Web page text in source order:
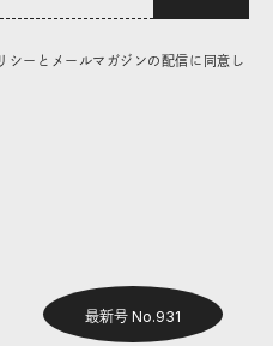
シーとメールマガジンの配信に同意し
最新号 No.931